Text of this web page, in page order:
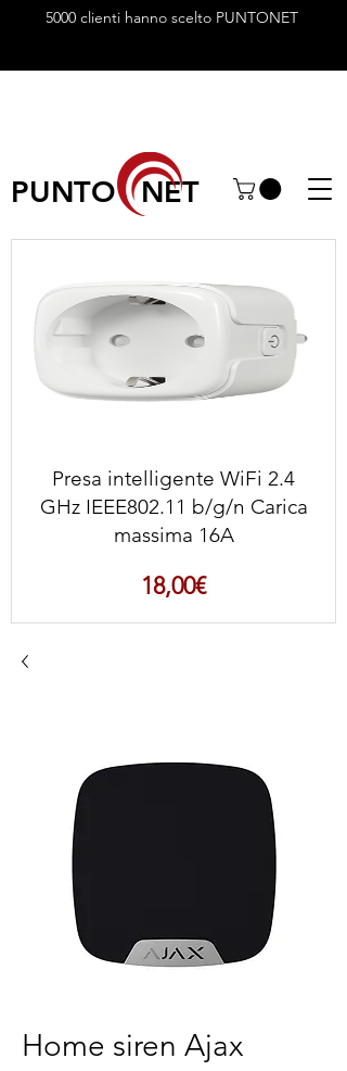
5000 clienti hanno scelto PUNTONET
PUNTO NET
Presa intelligente WiFi 2.4
GHz IEEE802.11 b/g/n Carica
massima 16A
18,00€Prezzo
Home siren Ajax